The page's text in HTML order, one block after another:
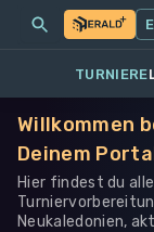
TURNIERE
Willkommen
Deinem
Hier findest du
Neukaledonien,